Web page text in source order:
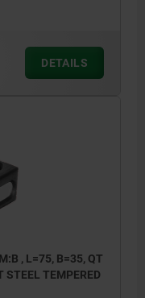
DETAILS
, L=75, B=35, QT
STEEL TEMPERED